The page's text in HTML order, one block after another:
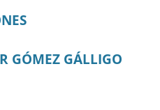
GÓMEZ GÁLLIGO